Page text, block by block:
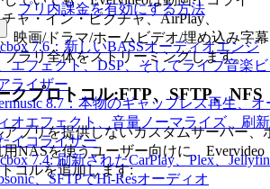
プリ内課金を有効にする方法
7.6：新しいBASSオーディオエンジ
エフェクト、DSP、そしてライブ音楽
ライザー
8.7：本物のギャップレス再生、オ
オエフェクト、音量ノーマライズ、刷
イコライザー
7.4: 刷新されたCarPlay、Plex、
、SFTPでHi-Resオーディオ
ャ・イン・ピクチャ、AirPlay、
映画/ドラマ/ホームビデオ/埋め込み字幕
ブラリ全体をストリーミングします。
クプロトコル:FTP、SFTP、NFS
プリを提供しないカスタムサーバー、
NASを使うユーザー向けに、Evervideo
コルを追加します: